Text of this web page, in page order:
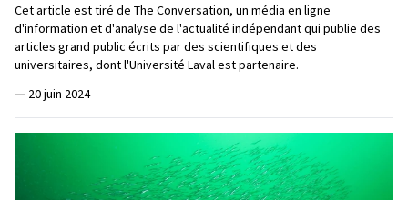
Cet article est tiré de The Conversation, un média en ligne
d'information et d'analyse de l'actualité indépendant qui publie des
articles grand public écrits par des scientifiques et des
universitaires, dont l'Université Laval est partenaire.
— 20 juin 2024